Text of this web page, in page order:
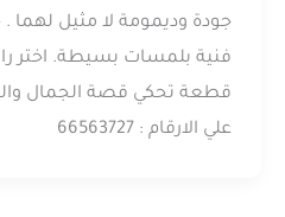
جودة وديمومة لا مثيل لهما
فنية بلمسات بسيطة. اختر
قطعة تحكي قصة الجمال
علي الارقام : 66563727